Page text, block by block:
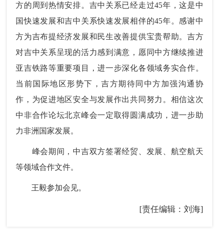
方的周到热情安排。吉中关系已经走过45年，这是中
国快速发展和吉中关系快速发展相伴的45年。感谢中
方为吉布提经济发展和民生改善提供宝贵帮助。吉方
对吉中关系呈现的活力感到满意，愿同中方继续推进
亚吉铁路等重要项目，进一步深化各领域务实合作。
当前国际地区形势下，吉方期待同中方加强沟通协
作，为促进地区安全与发展作出共同努力。相信这次
中非合作论坛北京峰会一定取得圆满成功，进一步助
力非洲国家发展。
峰会期间，中吉双方签署经贸、发展、航空航天
等领域合作文件。
王毅参加会见。
[责任编辑：刘海]